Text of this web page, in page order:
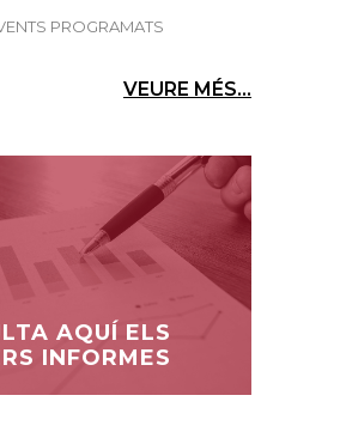
PROGRAMATS
VEURE MÉS...
AQUÍ ELS
INFORMES